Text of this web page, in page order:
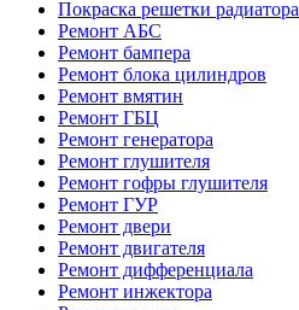
Покраска решетки радиатора
Ремонт АБС
Ремонт бампера
Ремонт блока цилиндров
Ремонт вмятин
Ремонт ГБЦ
Ремонт генератора
Ремонт глушителя
Ремонт гофры глушителя
Ремонт ГУР
Ремонт двери
Ремонт двигателя
Ремонт дифференциала
Ремонт инжектора